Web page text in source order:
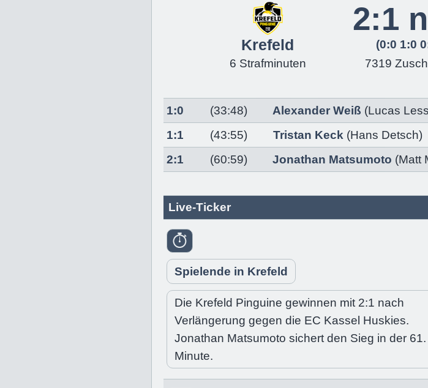
Krefeld
2:1
(0:0 1:0
6 Strafminuten 7319
1:0 (33:48) Alexander Weiß (Lucas
1:1
(43:55) Tristan Keck (Hans Detsch)
2:1
(60:59) Jonathan Matsumoto (Matt
Live-Ticker
Spielende in Krefeld
Die Krefeld Pinguine gewinnen mit 2:1 nach
Verlängerung gegen die EC Kassel Huskies.
Jonathan Matsumoto sichert den Sieg in der 61.
Minute.